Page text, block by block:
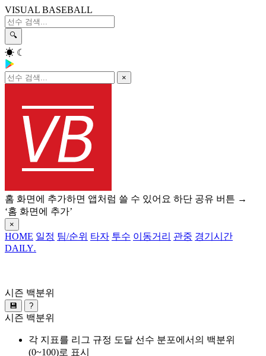
VISUAL BASEBALL
🔍
☀ ☾
×
홈 화면에 추가하면 앱처럼 쓸 수 있어요 하단 공유 버튼 →
‘홈 화면에 추가’
×
HOME 일정 팀/순위 타자 투수 이동거리 관중 경기시간
DAILY.
시즌 백분위
💾 ?
시즌 백분위
각 지표를 리그 규정 도달 선수 분포에서의 백분위
(0~100)로 표시